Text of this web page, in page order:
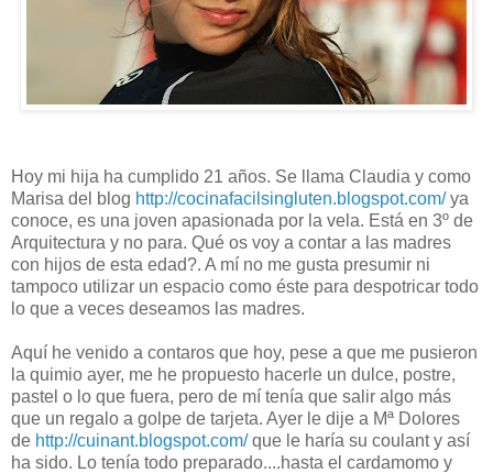
Hoy mi hija ha cumplido 21 años. Se llama Claudia y como
Marisa del blog http://cocinafacilsingluten.blogspot.com/ya
conoce, es una joven apasionada por la vela. Está en 3º de
Arquitectura y no para. Qué os voy a contar a las madres
con hijos de esta edad?. A mí no me gusta presumir ni
tampoco utilizar un espacio como éste para despotricar todo
lo que a veces deseamos las madres.
Aquí he venido a contaros que hoy, pese a que me pusieron
la quimio ayer, me he propuesto hacerle un dulce, postre,
pastel o lo que fuera, pero de mí tenía que salir algo más
que un regalo a golpe de tarjeta. Ayer le dije a Mª Dolores
de http://cuinant.blogspot.com/que le haría su coulant y así
ha sido. Lo tenía todo preparado....hasta el cardamomo y